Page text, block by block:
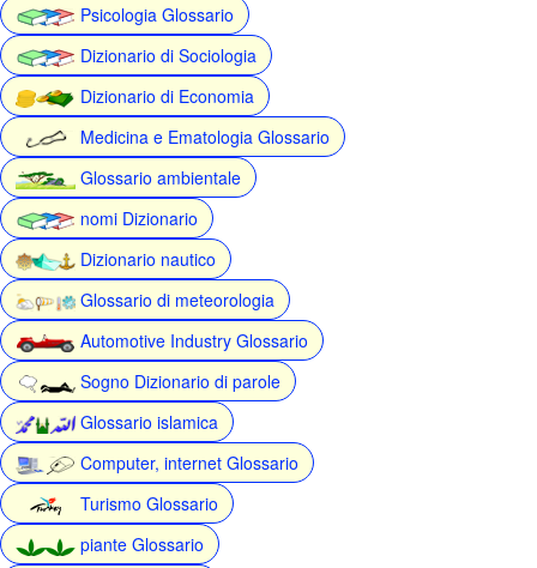
Psicologia Glossario
Dizionario di Sociologia
Dizionario di Economia
Medicina e Ematologia Glossario
Glossario ambientale
nomi Dizionario
Dizionario nautico
Glossario di meteorologia
Automotive Industry Glossario
Sogno Dizionario di parole
Glossario islamica
Computer, internet Glossario
Turismo Glossario
piante Glossario